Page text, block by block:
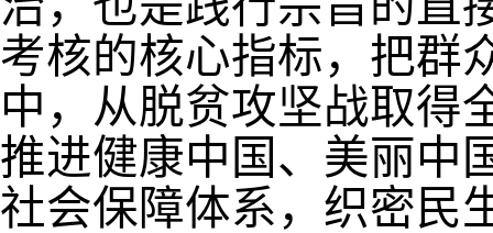
考核的核心指标，把群
中，从脱贫攻坚战取得
推进健康中国、美丽中
社会保障体系，织密民